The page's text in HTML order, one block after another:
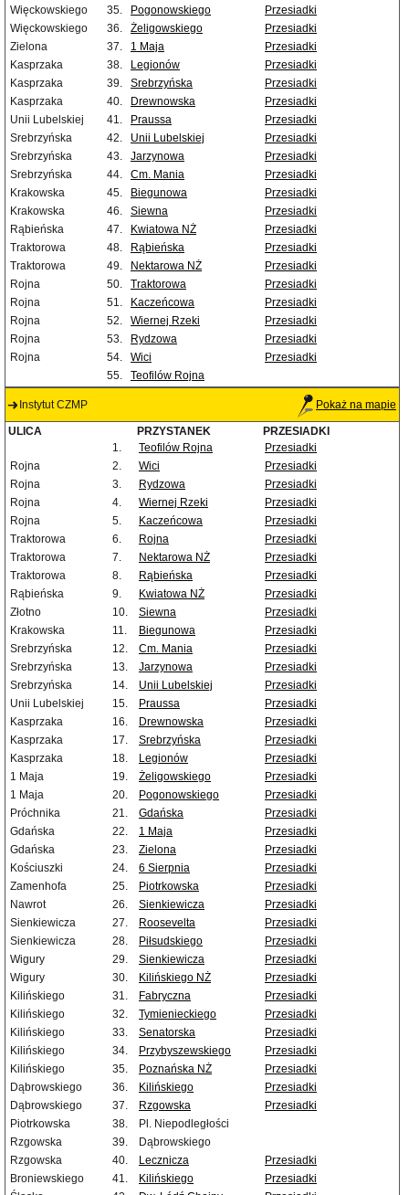
Więckowskiego
35. Pogonowskiego
Przesiadki
Więckowskiego
36. Żeligowskiego
Przesiadki
Zielona
37. 1 Maja
Przesiadki
Kasprzaka
38. Legionów
Przesiadki
Kasprzaka
39. Srebrzyńska
Przesiadki
Kasprzaka
40. Drewnowska
Przesiadki
Unii Lubelskiej
41. Praussa
Przesiadki
Srebrzyńska
42. Unii Lubelskiej
Przesiadki
Srebrzyńska
43. Jarzynowa
Przesiadki
Srebrzyńska
44. Cm. Mania
Przesiadki
Krakowska
45. Biegunowa
Przesiadki
Krakowska
46. Siewna
Przesiadki
Rąbieńska
47. Kwiatowa NŻ
Przesiadki
Traktorowa
48. Rąbieńska
Przesiadki
Traktorowa
49. Nektarowa NŻ
Przesiadki
Rojna
50. Traktorowa
Przesiadki
Rojna
51. Kaczeńcowa
Przesiadki
Rojna
52. Wiernej Rzeki
Przesiadki
Rojna
53. Rydzowa
Przesiadki
Rojna
54. Wici
Przesiadki
55.
Teofilów Rojna
Instytut CZMP Pokaż na mapie
ULICA PRZYSTANEK
PRZESIADKI
1.
Teofilów Rojna
Przesiadki
Rojna
2. Wici
Przesiadki
Rojna
3. Rydzowa
Przesiadki
Rojna
4. Wiernej Rzeki
Przesiadki
Rojna
5. Kaczeńcowa
Przesiadki
Traktorowa
6. Rojna
Przesiadki
Traktorowa
7. Nektarowa NŻ
Przesiadki
Traktorowa
8. Rąbieńska
Przesiadki
Rąbieńska
9. Kwiatowa NŻ
Przesiadki
Złotno
10. Siewna
Przesiadki
Krakowska
11. Biegunowa
Przesiadki
Srebrzyńska
12. Cm. Mania
Przesiadki
Srebrzyńska
13. Jarzynowa
Przesiadki
Srebrzyńska
14. Unii Lubelskiej
Przesiadki
Unii Lubelskiej
15. Praussa
Przesiadki
Kasprzaka
16. Drewnowska
Przesiadki
Kasprzaka
17. Srebrzyńska
Przesiadki
Kasprzaka
18. Legionów
Przesiadki
1 Maja
19. Żeligowskiego
Przesiadki
1 Maja
20. Pogonowskiego
Przesiadki
Próchnika
21. Gdańska
Przesiadki
Gdańska
22. 1 Maja
Przesiadki
Gdańska
23. Zielona
Przesiadki
Kościuszki
24. 6 Sierpnia
Przesiadki
Zamenhofa
25. Piotrkowska
Przesiadki
Nawrot
26. Sienkiewicza
Przesiadki
Sienkiewicza
27. Roosevelta
Przesiadki
Sienkiewicza
28. Piłsudskiego
Przesiadki
Wigury
29. Sienkiewicza
Przesiadki
Wigury
30. Kilińskiego NŻ
Przesiadki
Kilińskiego
31. Fabryczna
Przesiadki
Kilińskiego
32. Tymienieckiego
Przesiadki
Kilińskiego
33. Senatorska
Przesiadki
Kilińskiego
34. Przybyszewskiego
Przesiadki
Kilińskiego
35. Poznańska NŻ
Przesiadki
Dąbrowskiego
36. Kilińskiego
Przesiadki
Dąbrowskiego
37. Rzgowska
Przesiadki
Piotrkowska
38.
Pl. Niepodległości
Rzgowska
39.
Dąbrowskiego
Rzgowska
40. Lecznicza
Przesiadki
Broniewskiego
41. Kilińskiego
Przesiadki